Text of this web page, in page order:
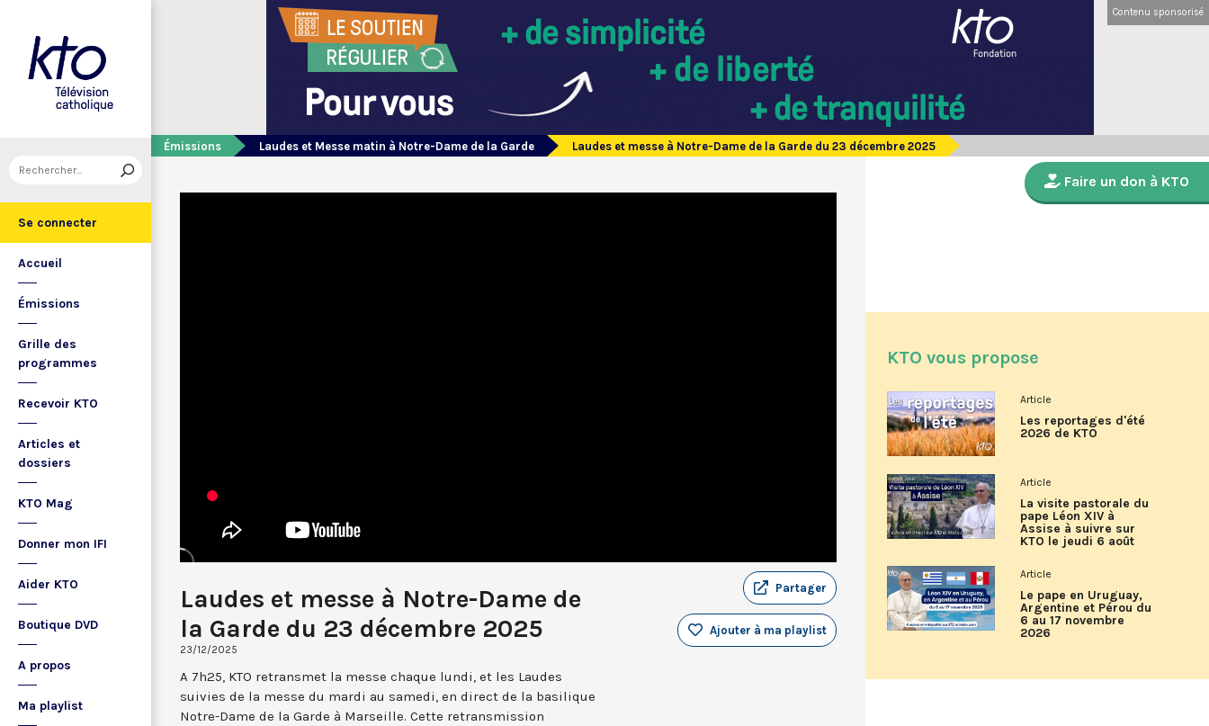
Se connecter
Accueil
Émissions
Grille des
programmes
Recevoir KTO
Articles et
dossiers
KTO Mag
Donner mon IFI
Aider KTO
Boutique DVD
A propos
Ma playlist
Contenu sponsorisé
Émissions Laudes et Messe matin à Notre-Dame de la Garde Laudes et messe à Notre-Dame de la Garde du 23 décembre 2025
Laudes et messe à Notre-Dame de
la Garde du 23 décembre 2025
23/12/2025
Partager
Ajouter à ma playlist
A 7h25, KTO retransmet la messe chaque lundi, et les Laudes
suivies de la messe du mardi au samedi, en direct de la basilique
Notre-Dame de la Garde à Marseille. Cette retransmission
Faire un don à KTO
KTO vous propose
Article
Les reportages d'été
2026 de KTO
Article
La visite pastorale du
pape Léon XIV à
Assise à suivre sur
KTO le jeudi 6 août
Article
Le pape en Uruguay,
Argentine et Pérou du
6 au 17 novembre
2026